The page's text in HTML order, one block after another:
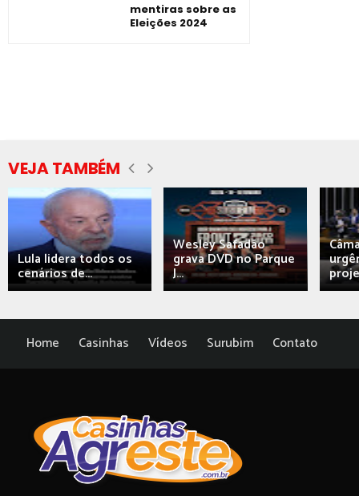
mentiras sobre as
Eleições 2024
VEJA TAMBÉM
Lula lidera todos os
cenários de...
Wesley Safadão
grava DVD no Parque
J...
Home Casinhas Vídeos Surubim Contato